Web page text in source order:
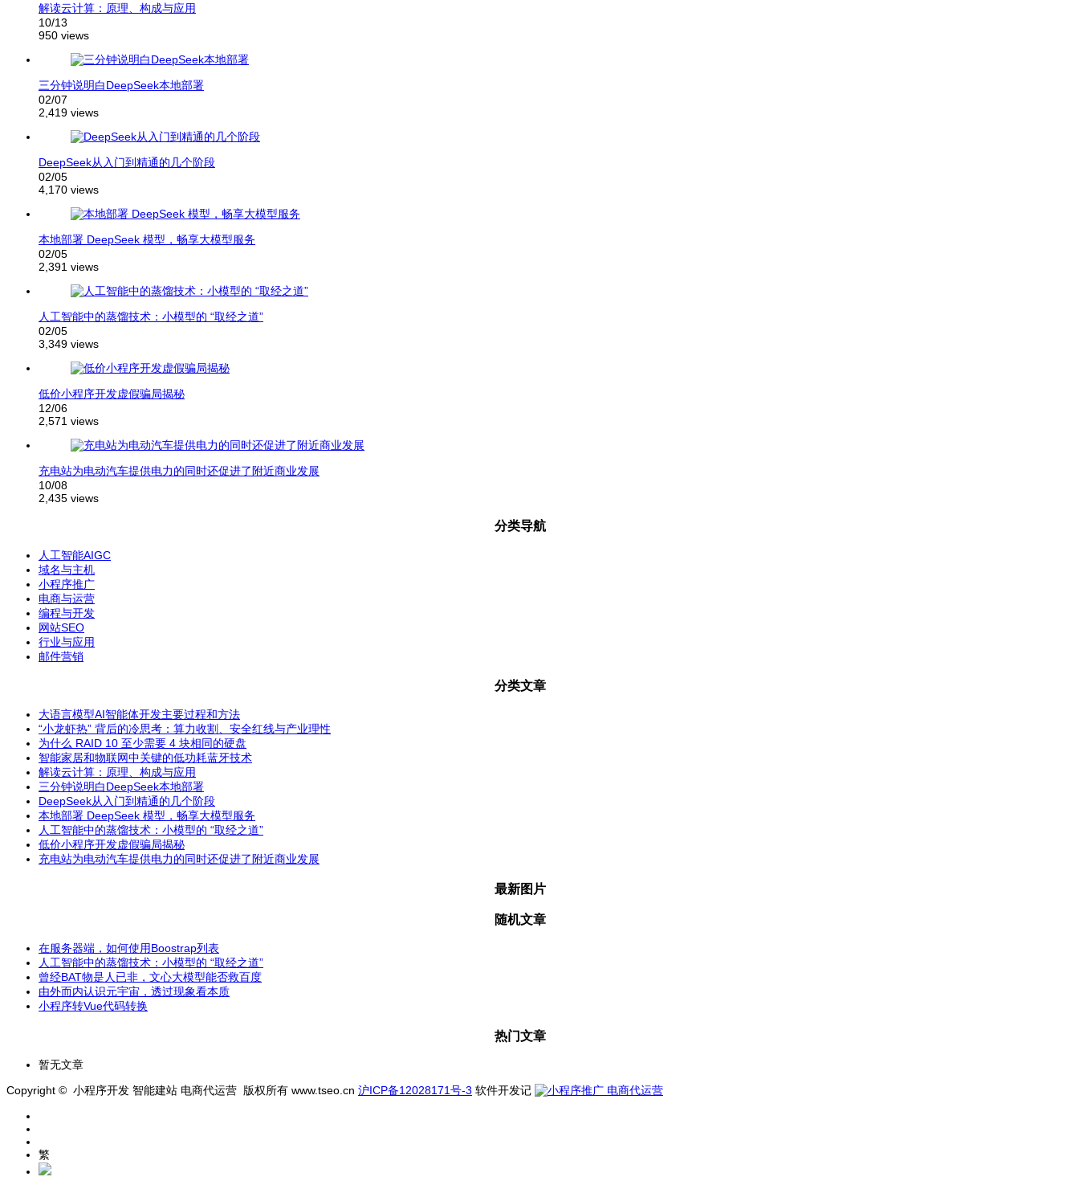
解读云计算：原理、构成与应用
10/13
950 views
三分钟说明白DeepSeek本地部署
02/07
2,419 views
DeepSeek从入门到精通的几个阶段
02/05
4,170 views
本地部署 DeepSeek 模型，畅享大模型服务
02/05
2,391 views
人工智能中的蒸馏技术：小模型的 “取经之道”
02/05
3,349 views
低价小程序开发虚假骗局揭秘
12/06
2,571 views
充电站为电动汽车提供电力的同时还促进了附近商业发展
10/08
2,435 views
分类导航
人工智能AIGC
域名与主机
小程序推广
电商与运营
编程与开发
网站SEO
行业与应用
邮件营销
分类文章
大语言模型AI智能体开发主要过程和方法
“小龙虾热” 背后的冷思考：算力收割、安全红线与产业理性
为什么 RAID 10 至少需要 4 块相同的硬盘
智能家居和物联网中关键的低功耗蓝牙技术
解读云计算：原理、构成与应用
三分钟说明白DeepSeek本地部署
DeepSeek从入门到精通的几个阶段
本地部署 DeepSeek 模型，畅享大模型服务
人工智能中的蒸馏技术：小模型的 “取经之道”
低价小程序开发虚假骗局揭秘
充电站为电动汽车提供电力的同时还促进了附近商业发展
最新图片
随机文章
在服务器端，如何使用Boostrap列表
人工智能中的蒸馏技术：小模型的 “取经之道”
曾经BAT物是人已非，文心大模型能否救百度
由外而内认识元宇宙，透过现象看本质
小程序转Vue代码转换
热门文章
暂无文章
Copyright © 小程序开发 智能建站 电商代运营 版权所有 www.tseo.cn 沪ICP备12028171号-3 软件开发记
繁